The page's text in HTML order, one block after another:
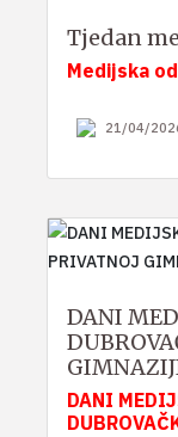
Tjedan
Medijska
21/04/
DANI
DANI